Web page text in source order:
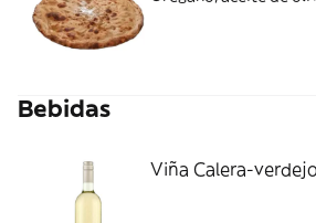
Bebidas
Viña Calera-verdejo